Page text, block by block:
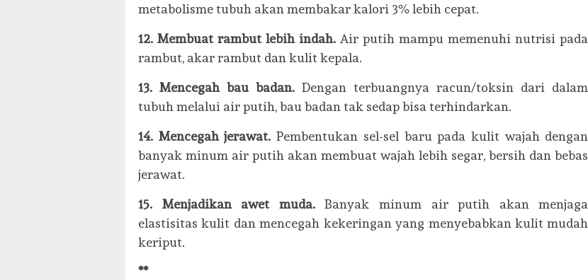
metabolisme tubuh akan membakar kalori 3% lebih cepat.
12. Membuat rambut lebih indah. Air putih mampu memenuhi nutrisi pada
rambut, akar rambut dan kulit kepala.
13. Mencegah bau badan.Dengan terbuangnya racun/toksin dari dalam
tubuh melalui air putih, bau badan tak sedap bisa terhindarkan.
14. Mencegah jerawat.Pembentukan sel-sel baru pada kulit wajah dengan
banyak minum air putih akan membuat wajah lebih segar, bersih dan bebas
jerawat.
15. Menjadikan awet muda.Banyak minum air putih akan menjaga
elastisitas kulit dan mencegah kekeringan yang menyebabkan kulit mudah
keriput.
**